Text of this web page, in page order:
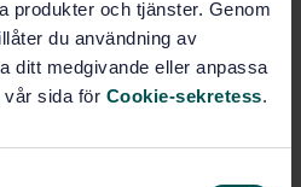
produkter och tjänster. Genom
du användning av
ditt medgivande eller anpassa
vår sida för Cookie-sekretess.
information om: